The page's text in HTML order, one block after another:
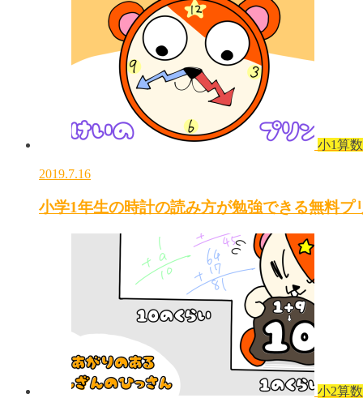
小1算数
2019.7.16
小学1年生の時計の読み方が勉強できる無料プ
小2算数